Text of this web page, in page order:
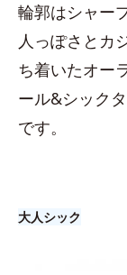
輪郭はシャー
人っぽさとカ
ち着いたオー
ール&シック
です。
大人シック